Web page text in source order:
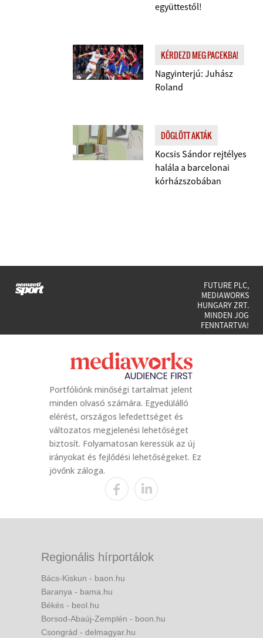
együttestől!
KÉRDEZD MEG PACEKBA!
Nagyinterjú: Juhász
Roland
DÖGLÖTT AKTÁK
Kocsis Sándor rejtélyes
halála a barcelonai
kórházszobában
FUTURE PLC,
MEDIAWORKS
HUNGARY ZRT.
MINDEN JOG
FENNTARTVA!
Portfóliónk minőségi tartalmat jelent
minden olvasó számára. Egyedülálló
elérést, országos lefedettséget és
változatos megjelenési lehetőséget
biztosít. Folyamatosan keressük az új
irányokat és fejlődési lehetőségeket. Ez
jövőnk záloga.
Regionális hírportálok
Bács-Kiskun - baon.hu
Baranya - bama.hu
Békés - beol.hu
Borsod-Abaúj-Zemplén - boon.hu
Csongrád - delmagyar.hu